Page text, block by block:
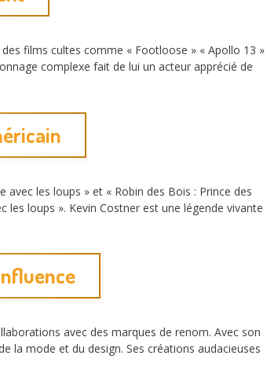
films cultes comme « Footloose » « Apollo 13 »
complexe fait de lui un acteur apprécié de
les loups » et « Robin des Bois : Prince des
loups ». Kevin Costner est une légende vivante
avec des marques de renom. Avec son
la mode et du design. Ses créations audacieuses